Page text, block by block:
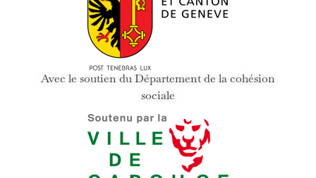
Avec le soutien du Département de la cohésion
sociale